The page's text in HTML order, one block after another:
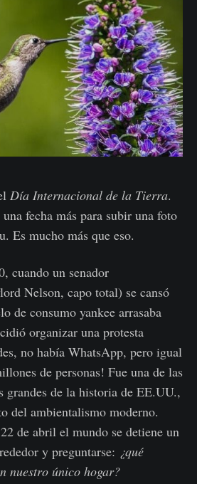
Día Internacional de la Tierra.
fecha más para subir una foto
Es mucho más que eso.
cuando un senador
Nelson, capo total) se cansó
de consumo yankee arrasaba
organizar una protesta
no había WhatsApp, pero igual
de personas! Fue una de las
grandes de la historia de EE.UU.,
del ambientalismo moderno.
de abril el mundo se detiene un
y preguntarse: ¿qué
nuestro único hogar?